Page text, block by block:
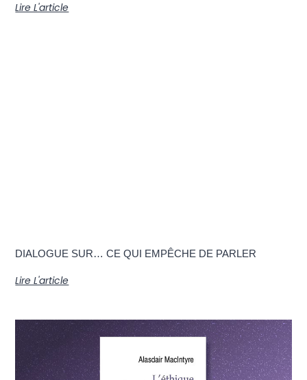
Lire L'article
DIALOGUE SUR… CE QUI EMPÊCHE DE PARLER
Lire L'article